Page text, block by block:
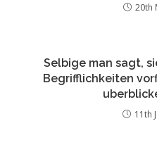
20th
Selbige man sagt,
Begrifflichkeiten
11th